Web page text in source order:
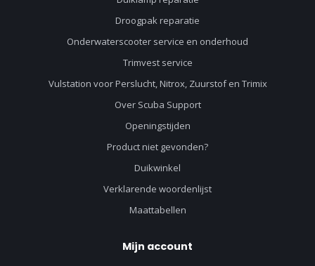
Droogpak reparatie
Onderwaterscooter service en onderhoud
Trimvest service
Vulstation voor Perslucht, Nitrox, Zuurstof en Trimix
Over Scuba Support
Openingstijden
Product niet gevonden?
Duikwinkel
Verklarende woordenlijst
Maattabellen
Mijn account